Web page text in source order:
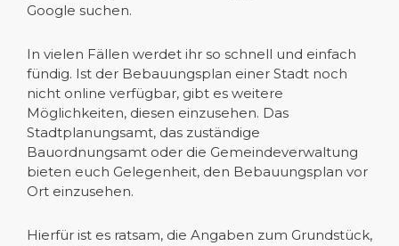
Google suchen.
In vielen Fällen werdet ihr so schnell und einfach
fündig. Ist der Bebauungsplan einer Stadt noch
nicht online verfügbar, gibt es weitere
Möglichkeiten, diesen einzusehen. Das
Stadtplanungsamt, das zuständige
Bauordnungsamt oder die Gemeindeverwaltung
bieten euch Gelegenheit, den Bebauungsplan vor
Ort einzusehen.
Hierfür ist es ratsam, die Angaben zum Grundstück,